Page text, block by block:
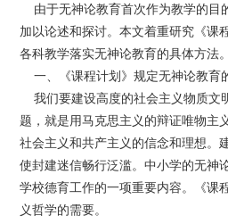
由于无神论教育首次作为教学的目
加以论述和探讨。本文着重研究《课
各科教学落实无神论教育的具体方法。
一、《课程计划》规定无神论教育
我们要建设高度的社会主义物质文
题，就是用马克思主义的辩证唯物主
社会主义和共产主义的信念和理想。
使封建迷信畅行泛滥。中小学的无神
学校德育工作的一项重要内容。《课
义哲学的需要。